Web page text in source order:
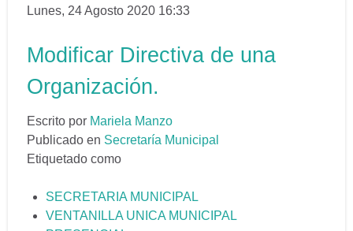
Lunes, 24 Agosto 2020 16:33
Modificar Directiva de una
Organización.
Escrito por Mariela Manzo
Publicado en Secretaría Municipal
Etiquetado como
SECRETARIA MUNICIPAL
VENTANILLA UNICA MUNICIPAL